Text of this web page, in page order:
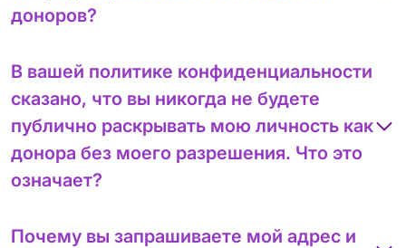
доноров?
В вашей политике конфиденциальности
сказано, что вы никогда не будете
публично раскрывать мою личность как
донора без моего разрешения. Что это
означает?
Почему вы запрашиваете мой адрес и